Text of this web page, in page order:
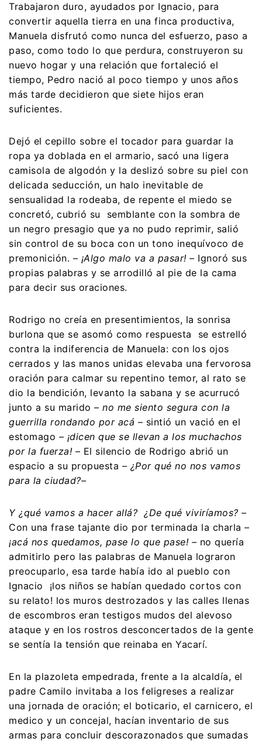
Trabajaron duro, ayudados por Ignacio, para
convertir aquella tierra en una finca productiva,
Manuela disfrutó como nunca del esfuerzo, paso a
paso, como todo lo que perdura, construyeron su
nuevo hogar y una relación que fortaleció el
tiempo, Pedro nació al poco tiempo y unos años
más tarde decidieron que siete hijos eran
suficientes.
Dejó el cepillo sobre el tocador para guardar la
ropa ya doblada en el armario, sacó una ligera
camisola de algodón y la deslizó sobre su piel con
delicada seducción, un halo inevitable de
sensualidad la rodeaba, de repente el miedo se
concretó, cubrió su semblante con la sombra de
un negro presagio que ya no pudo reprimir, salió
sin control de su boca con un tono inequívoco de
premonición. – ¡Algo malo va a pasar! – Ignoró sus
propias palabras y se arrodilló al pie de la cama
para decir sus oraciones.
Rodrigo no creía en presentimientos, la sonrisa
burlona que se asomó como respuesta se estrelló
contra la indiferencia de Manuela: con los ojos
cerrados y las manos unidas elevaba una fervorosa
oración para calmar su repentino temor, al rato se
dio la bendición, levanto la sabana y se acurrucó
junto a su marido – no me siento segura con la
guerrilla rondando por acá – sintió un vació en el
estomago – ¡dicen que se llevan a los muchachos
por la fuerza! – El silencio de Rodrigo abrió un
espacio a su propuesta – ¿Por qué no nos vamos
para la ciudad?–
Y ¿qué vamos a hacer allá? ¿De qué viviríamos? –
Con una frase tajante dio por terminada la charla –
¡acá nos quedamos, pase lo que pase! – no quería
admitirlo pero las palabras de Manuela lograron
preocuparlo, esa tarde había ido al pueblo con
Ignacio ¡los niños se habían quedado cortos con
su relato! los muros destrozados y las calles llenas
de escombros eran testigos mudos del alevoso
ataque y en los rostros desconcertados de la gente
se sentía la tensión que reinaba en Yacarí.
En la plazoleta empedrada, frente a la alcaldía, el
padre Camilo invitaba a los feligreses a realizar
una jornada de oración; el boticario, el carnicero, el
medico y un concejal, hacían inventario de sus
armas para concluir descorazonados que sumadas